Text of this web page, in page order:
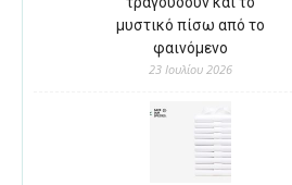
μυστικό πίσω από το
φαινόμενο
23 Ιουλίου 2026